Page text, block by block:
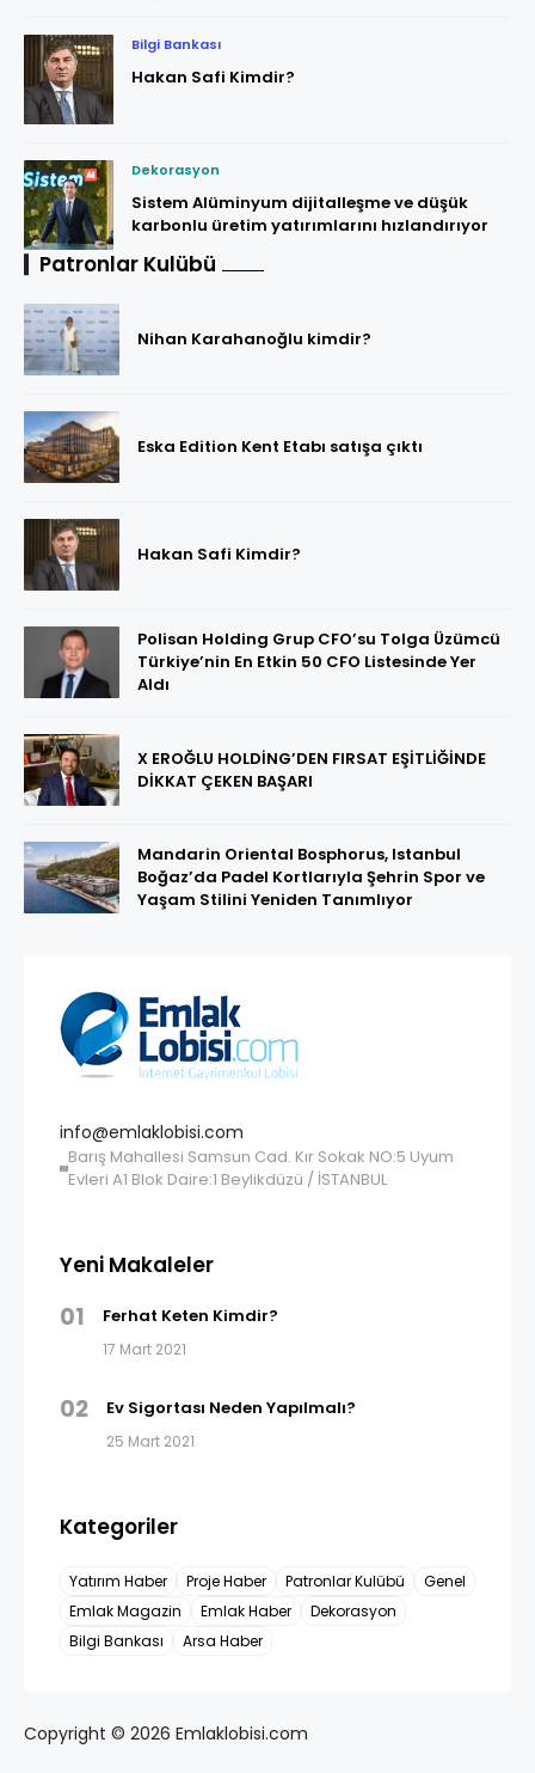
Bilgi Bankası
Hakan Safi Kimdir?
Dekorasyon
Sistem Alüminyum dijitalleşme ve düşük
karbonlu üretim yatırımlarını hızlandırıyor
Patronlar Kulübü
Nihan Karahanoğlu kimdir?
Eska Edition Kent Etabı satışa çıktı
Hakan Safi Kimdir?
Polisan Holding Grup CFO’su Tolga Üzümcü
Türkiye’nin En Etkin 50 CFO Listesinde Yer
Aldı
X EROĞLU HOLDİNG’DEN FIRSAT EŞİTLİĞİNDE
DİKKAT ÇEKEN BAŞARI
Mandarin Oriental Bosphorus, Istanbul
Boğaz’da Padel Kortlarıyla Şehrin Spor ve
Yaşam Stilini Yeniden Tanımlıyor
info@emlaklobisi.com
Barış Mahallesi Samsun Cad. Kır Sokak NO:5 Uyum
Evleri A1 Blok Daire:1 Beylikdüzü / İSTANBUL
Yeni Makaleler
01 Ferhat Keten Kimdir?
17 Mart 2021
02 Ev Sigortası Neden Yapılmalı?
25 Mart 2021
Kategoriler
Yatırım Haber Proje Haber Patronlar Kulübü
Genel
Emlak Magazin
Emlak Haber
Dekorasyon
Bilgi Bankası
Arsa Haber
Copyright © 2026 Emlaklobisi.com